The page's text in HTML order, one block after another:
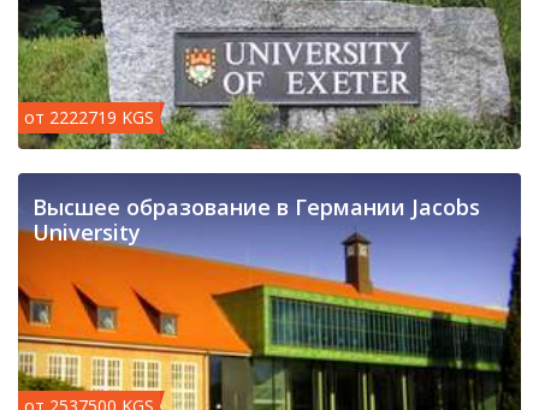
от 2222719 KGS
Высшее образование в Германии Jacobs
University
от 2537500 KGS